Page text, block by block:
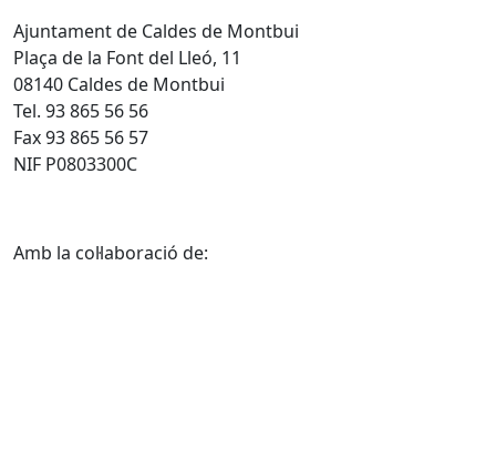
Ajuntament de Caldes de Montbui
Plaça de la Font del Lleó, 11
08140 Caldes de Montbui
Tel. 93 865 56 56
Fax 93 865 56 57
NIF P0803300C
Amb la col·laboració de: